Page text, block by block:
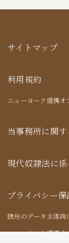
サイトマップ
利用規約
ニューヨーク提携オ
当事務所に関
現代奴隷法に
プライバシー
欧州のデータ主体
ニューヨーク提携オ